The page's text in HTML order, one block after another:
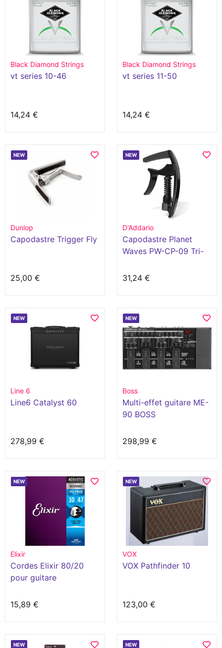
Black Diamond Strings
vt series 10-46
14,24 €
Black Diamond Strings
vt series 11-50
14,24 €
NEW
Dunlop
Capodastre Trigger Fly
25,00 €
NEW
D'Addario
Capodastre Planet
Waves PW-CP-09 Tri-
31,24 €
NEW
Line 6
Line6 Catalyst 60
278,99 €
NEW
Boss
Multi-effet guitare ME-
90 BOSS
298,99 €
NEW
Elixir
Cordes Elixir 80/20
pour guitare
revêtement polyweb
15,89 €
NEW
VOX
VOX Pathfinder 10
123,00 €
NEW NEW